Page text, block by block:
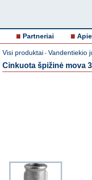
Partneriai
Visi produktai - Vandentiekio
Cinkuota špižinė mova